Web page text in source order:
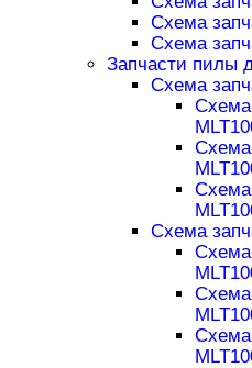
Схема
Схема
Запчасти пилы
Схема
Схема
Схема
Схема
Схема
Схема
Схема
Схема